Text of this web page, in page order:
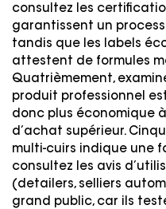
consultez les
garantissent un
tandis que les labels
attestent de formules
Quatrièmement,
produit professionnel
donc plus économique
d’achat supérieur.
multi-cuirs indique une
consultez les avis
(detailers, selliers
grand public, car ils